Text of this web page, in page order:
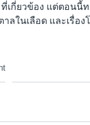
เกี่ยวข้อง แต่ตอนนี้
ลในเลือด และเรื่อ